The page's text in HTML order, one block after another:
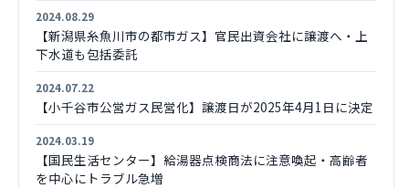
2024.08.29
【新潟県糸魚川市の都市ガス】官民出資会社に譲渡へ・上
下水道も包括委託
2024.07.22
【小千谷市公営ガス民営化】譲渡日が2025年4月1日に決定
2024.03.19
【国民生活センター】給湯器点検商法に注意喚起・高齢者
を中心にトラブル急増